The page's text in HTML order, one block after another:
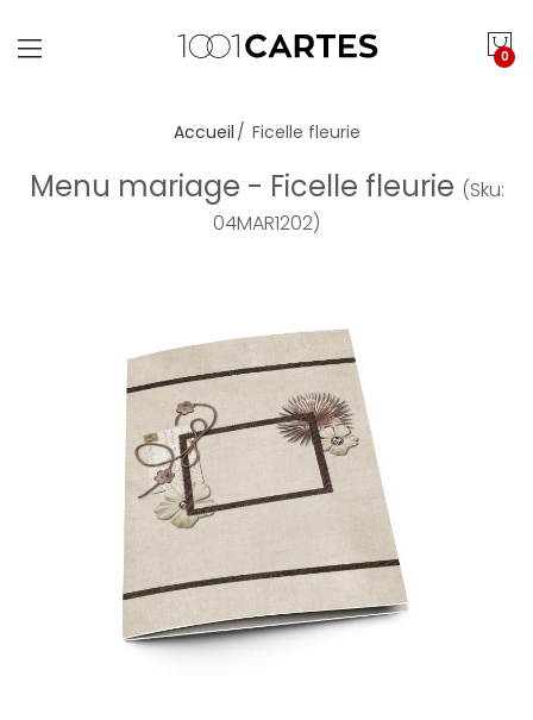
0
Accueil Ficelle fleurie
Menu mariage - Ficelle fleurie (Sku:
04MAR1202)